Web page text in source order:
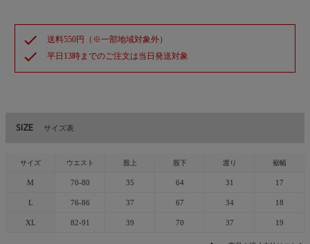
check 送料550円（※一部地域対象外）
check 平日13時までのご注文は当日発送対象
SIZE サイズ表
サイズ ウエスト 股上 股下 渡り 裾幅
M 70-80 35 64 31 17
L 76-86 37 67 34 18
XL 82-91 39 70 37 19